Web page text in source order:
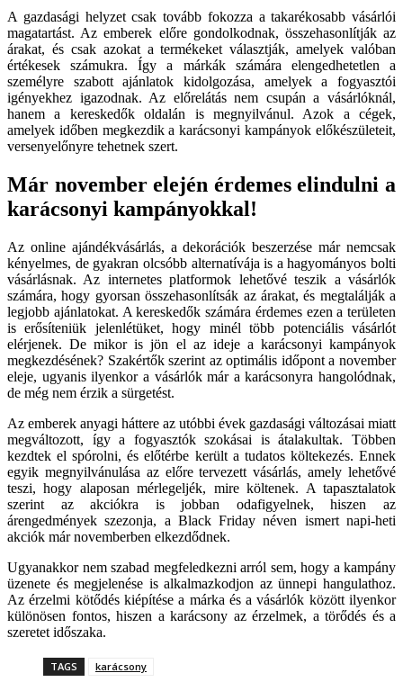
A gazdasági helyzet csak tovább fokozza a takarékosabb vásárlói
magatartást. Az emberek előre gondolkodnak, összehasonlítják az
árakat, és csak azokat a termékeket választják, amelyek valóban
értékesek számukra. Így a márkák számára elengedhetetlen a
személyre szabott ajánlatok kidolgozása, amelyek a fogyasztói
igényekhez igazodnak. Az előrelátás nem csupán a vásárlóknál,
hanem a kereskedők oldalán is megnyilvánul. Azok a cégek,
amelyek időben megkezdik a karácsonyi kampányok előkészületeit,
versenyelőnyre tehetnek szert.
Már november elején érdemes elindulni a
karácsonyi kampányokkal!
Az online ajándékvásárlás, a dekorációk beszerzése már nemcsak
kényelmes, de gyakran olcsóbb alternatívája is a hagyományos bolti
vásárlásnak. Az internetes platformok lehetővé teszik a vásárlók
számára, hogy gyorsan összehasonlítsák az árakat, és megtalálják a
legjobb ajánlatokat. A kereskedők számára érdemes ezen a területen
is erősíteniük jelenlétüket, hogy minél több potenciális vásárlót
elérjenek. De mikor is jön el az ideje a karácsonyi kampányok
megkezdésének? Szakértők szerint az optimális időpont a november
eleje, ugyanis ilyenkor a vásárlók már a karácsonyra hangolódnak,
de még nem érzik a sürgetést.
Az emberek anyagi háttere az utóbbi évek gazdasági változásai miatt
megváltozott, így a fogyasztók szokásai is átalakultak. Többen
kezdtek el spórolni, és előtérbe került a tudatos költekezés. Ennek
egyik megnyilvánulása az előre tervezett vásárlás, amely lehetővé
teszi, hogy alaposan mérlegeljék, mire költenek. A tapasztalatok
szerint az akciókra is jobban odafigyelnek, hiszen az
árengedmények szezonja, a Black Friday néven ismert napi-heti
akciók már novemberben elkezdődnek.
Ugyanakkor nem szabad megfeledkezni arról sem, hogy a kampány
üzenete és megjelenése is alkalmazkodjon az ünnepi hangulathoz.
Az érzelmi kötődés kiépítése a márka és a vásárlók között ilyenkor
különösen fontos, hiszen a karácsony az érzelmek, a törődés és a
szeretet időszaka.
TAGS karácsony